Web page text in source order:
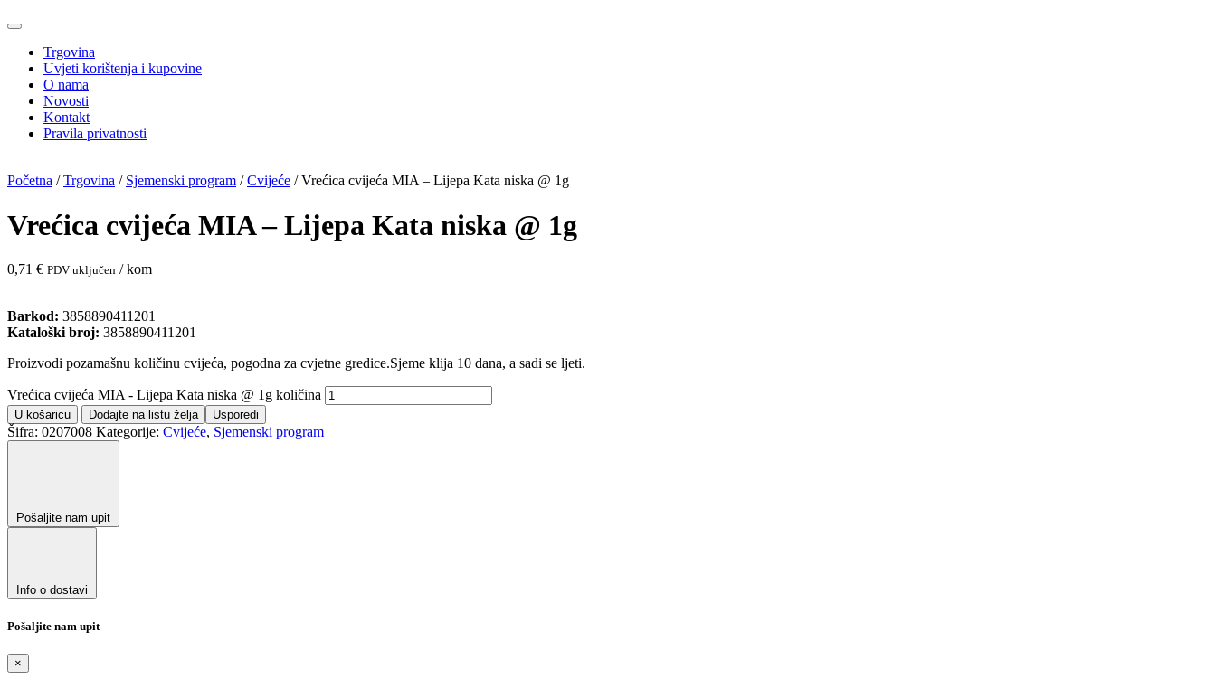
Trgovina
Uvjeti korištenja i kupovine
O nama
Novosti
Kontakt
Pravila privatnosti
Početna /Trgovina / Sjemenski program /Cvijeće / Vrećica cvijeća MIA – Lijepa Kata niska @ 1g
Vrećica cvijeća MIA – Lijepa Kata niska @ 1g
0,71 € PDV uključen / kom
Barkod: 3858890411201
Kataloški broj: 3858890411201
Proizvodi pozamašnu količinu cvijeća, pogodna za cvjetne gredice.Sjeme klija 10 dana, a sadi se ljeti.
Vrećica cvijeća MIA - Lijepa Kata niska @ 1g količina
U košaricu Dodajte na listu želja Usporedi
Šifra: 0207008 Kategorije: Cvijeće, Sjemenski program
Pošaljite nam upit
Info o dostavi
Pošaljite nam upit
×